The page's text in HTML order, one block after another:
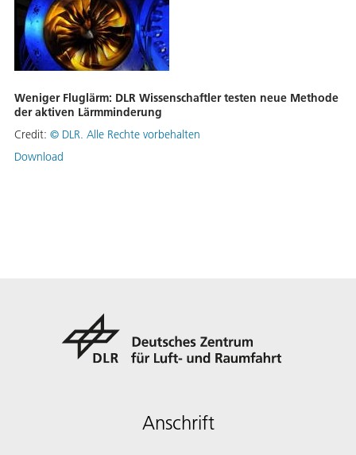
Weniger Fluglärm: DLR Wissenschaftler testen neue Methode
der aktiven Lärmminderung
Credit: © DLR. Alle Rechte vorbehalten
Download
Anschrift